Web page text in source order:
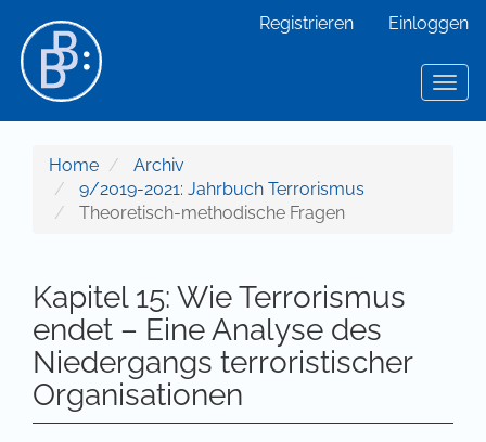
Hauptinhalt
Sidebar
Registrieren Einloggen
Home
Archiv
9/2019-2021: Jahrbuch Terrorismus
Theoretisch-methodische Fragen
Kapitel 15: Wie Terrorismus
endet – Eine Analyse des
Niedergangs terroristischer
Organisationen